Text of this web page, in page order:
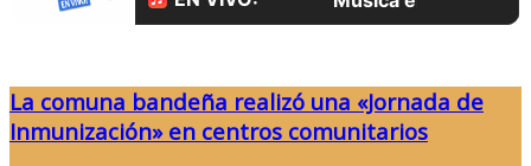
La comuna bandeña realizó una «Jornada de
Inmunización» en centros comunitarios